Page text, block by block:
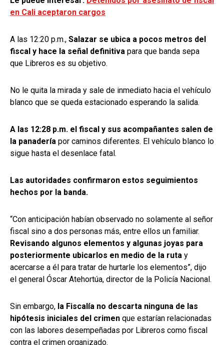
en Cali aceptaron cargos
A las 12:20 p.m., Salazar se ubica a pocos metros del
fiscal y hace la señal definitiva para que banda sepa
que Libreros es su objetivo.
No le quita la mirada y sale de inmediato hacia el vehículo
blanco que se queda estacionado esperando la salida.
A las 12:28 p.m. el fiscal y sus acompañantes salen de
la panadería por caminos diferentes. El vehículo blanco lo
sigue hasta el desenlace fatal.
Las autoridades confirmaron estos seguimientos
hechos por la banda.
“Con anticipación habían observado no solamente al señor
fiscal sino a dos personas más, entre ellos un familiar.
Revisando algunos elementos y algunas joyas para
posteriormente ubicarlos en medio de la ruta y
acercarse a él para tratar de hurtarle los elementos”, dijo
el general Óscar Atehortúa, director de la Policía Nacional.
Sin embargo, la Fiscalía no descarta ninguna de las
hipótesis iniciales del crimen que estarían relacionadas
con las labores desempeñadas por Libreros como fiscal
contra el crimen organizado.